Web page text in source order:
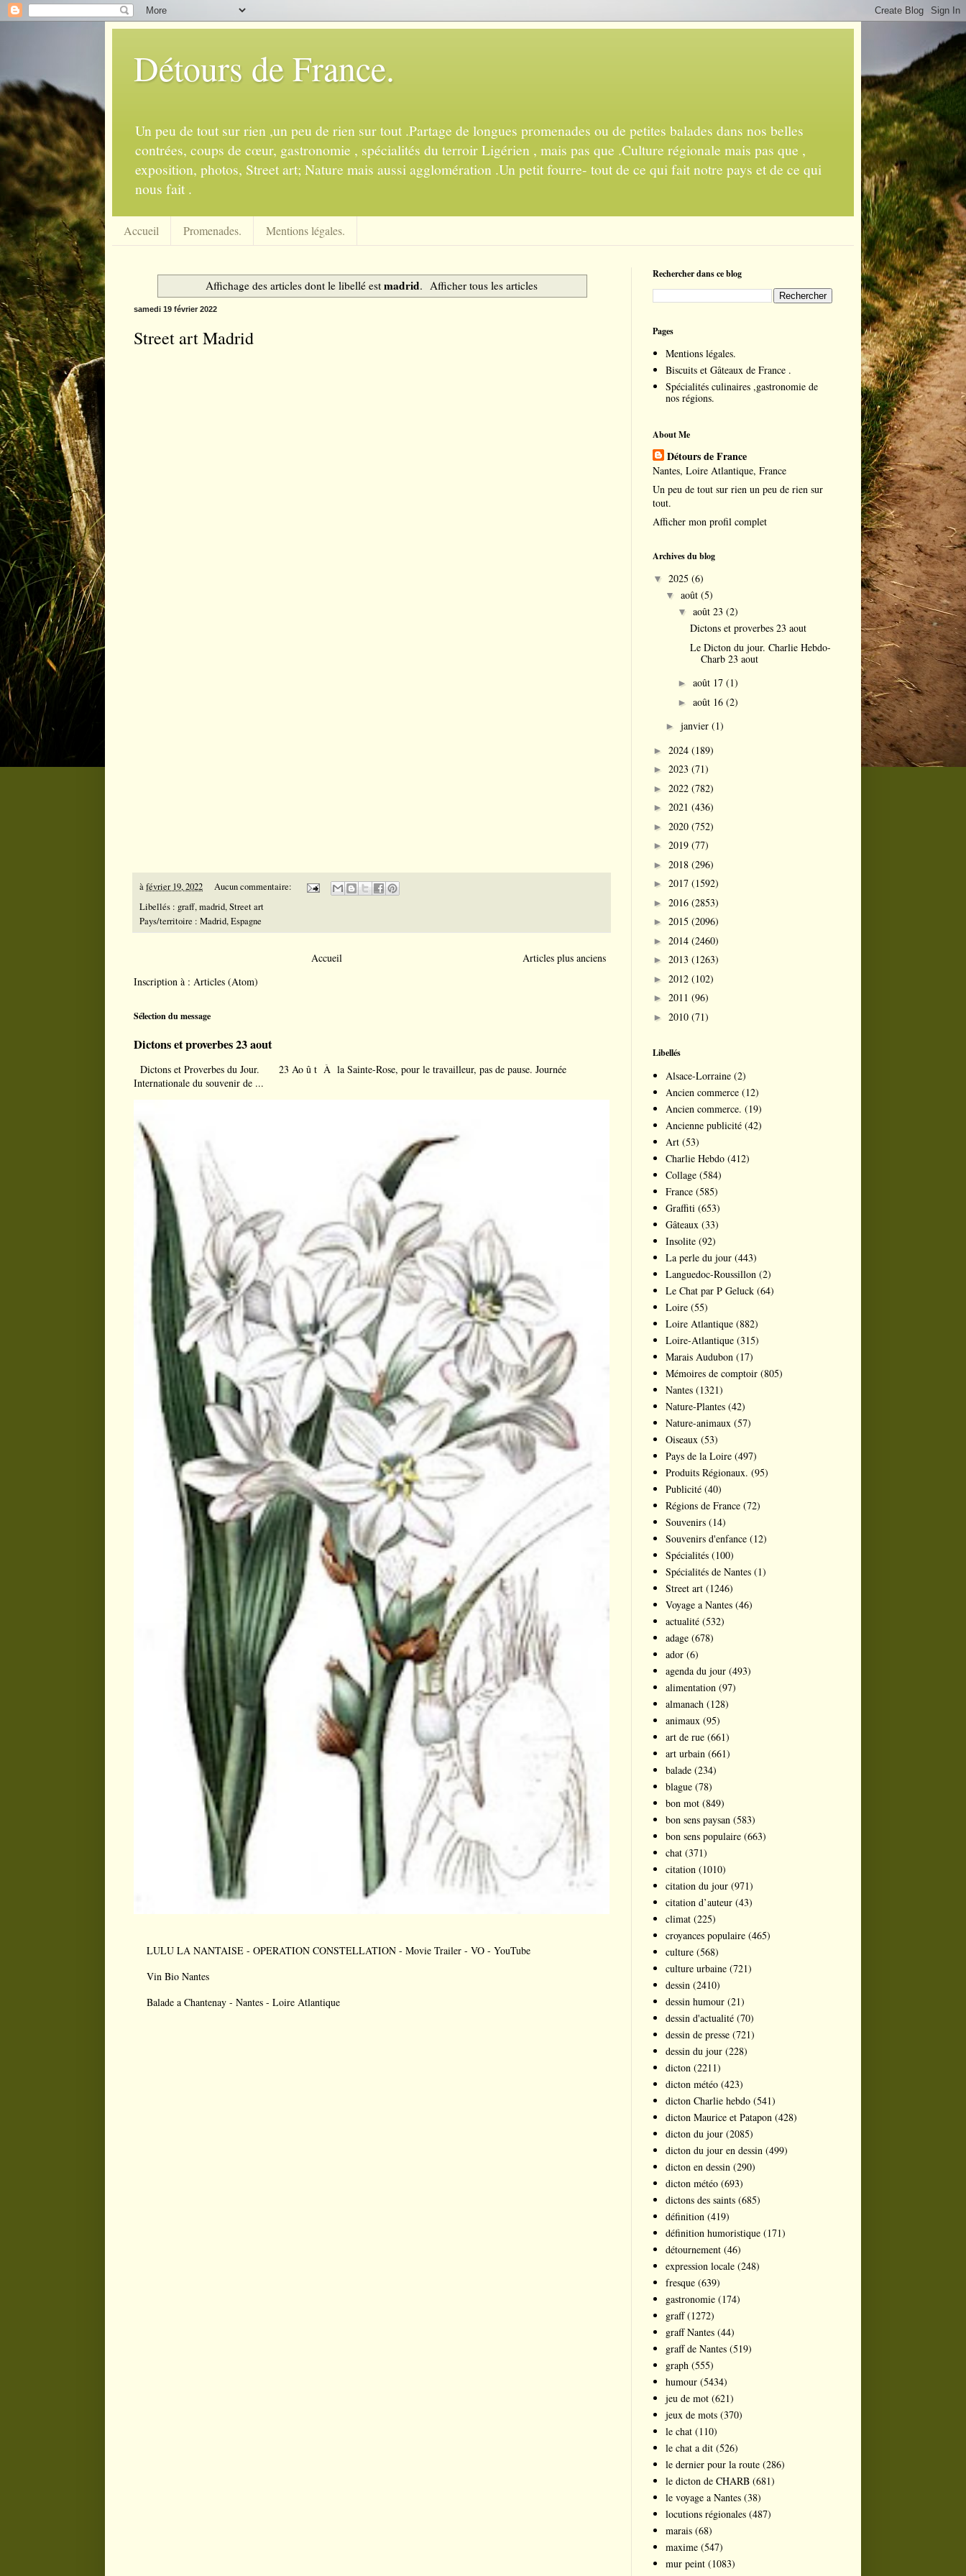
Détours de France.
Un peu de tout sur rien ,un peu de rien sur tout .Partage de longues promenades ou de petites balades dans nos belles
contrées, coups de cœur, gastronomie , spécialités du terroir Ligérien , mais pas que .Culture régionale mais pas que ,
exposition, photos, Street art; Nature mais aussi agglomération .Un petit fourre- tout de ce qui fait notre pays et de ce qui
nous fait .
Accueil Promenades. Mentions légales.
Affichage des articles dont le libellé est madrid. Afficher tous les articles
samedi 19 février 2022
Street art Madrid
àfévrier 19, 2022
Aucun commentaire:
Libellés : graff,madrid,Street art
Pays/territoire : Madrid, Espagne
Articles plus anciens
Accueil
Inscription à : Articles (Atom)
Sélection du message
Dictons et proverbes 23 aout
Dictons et Proverbes du Jour. 23 Ao û t À la Sainte-Rose, pour le travailleur, pas de pause. Journée
Internationale du souvenir de ...
LULU LA NANTAISE - OPERATION CONSTELLATION - Movie Trailer - VO - YouTube
Vin Bio Nantes
Balade a Chantenay - Nantes - Loire Atlantique
Rechercher dans ce blog
Pages
Mentions légales.
Biscuits et Gâteaux de France .
Spécialités culinaires ,gastronomie de
nos régions.
About Me
Détours de France
Nantes, Loire Atlantique, France
Un peu de tout sur rien un peu de rien sur
tout.
Afficher mon profil complet
Archives du blog
▼ 2025 (6)
▼ août (5)
▼ août 23 (2)
Dictons et proverbes 23 aout
Le Dicton du jour. Charlie Hebdo-
Charb 23 aout
► août 17 (1)
► août 16 (2)
► janvier (1)
► 2024 (189)
► 2023 (71)
► 2022 (782)
► 2021 (436)
► 2020 (752)
► 2019 (77)
► 2018 (296)
► 2017 (1592)
► 2016 (2853)
► 2015 (2096)
► 2014 (2460)
► 2013 (1263)
► 2012 (102)
► 2011 (96)
► 2010 (71)
Libellés
Alsace-Lorraine (2)
Ancien commerce (12)
Ancien commerce. (19)
Ancienne publicité (42)
Art (53)
Charlie Hebdo (412)
Collage (584)
France (585)
Graffiti (653)
Gâteaux (33)
Insolite (92)
La perle du jour (443)
Languedoc-Roussillon (2)
Le Chat par P Geluck (64)
Loire (55)
Loire Atlantique (882)
Loire-Atlantique (315)
Marais Audubon (17)
Mémoires de comptoir (805)
Nantes (1321)
Nature-Plantes (42)
Nature-animaux (57)
Oiseaux (53)
Pays de la Loire (497)
Produits Régionaux. (95)
Publicité (40)
Régions de France (72)
Souvenirs (14)
Souvenirs d'enfance (12)
Spécialités (100)
Spécialités de Nantes (1)
Street art (1246)
Voyage a Nantes (46)
actualité (532)
adage (678)
ador (6)
agenda du jour (493)
alimentation (97)
almanach (128)
animaux (95)
art de rue (661)
art urbain (661)
balade (234)
blague (78)
bon mot (849)
bon sens paysan (583)
bon sens populaire (663)
chat (371)
citation (1010)
citation du jour (971)
citation d’auteur (43)
climat (225)
croyances populaire (465)
culture (568)
culture urbaine (721)
dessin (2410)
dessin humour (21)
dessin d'actualité (70)
dessin de presse (721)
dessin du jour (228)
dicton (2211)
dicton météo (423)
dicton Charlie hebdo (541)
dicton Maurice et Patapon (428)
dicton du jour (2085)
dicton du jour en dessin (499)
dicton en dessin (290)
dicton météo (693)
dictons des saints (685)
définition (419)
définition humoristique (171)
détournement (46)
expression locale (248)
fresque (639)
gastronomie (174)
graff (1272)
graff Nantes (44)
graff de Nantes (519)
graph (555)
humour (5434)
jeu de mot (621)
jeux de mots (370)
le chat (110)
le chat a dit (526)
le dernier pour la route (286)
le dicton de CHARB (681)
le voyage a Nantes (38)
locutions régionales (487)
marais (68)
maxime (547)
mur peint (1083)